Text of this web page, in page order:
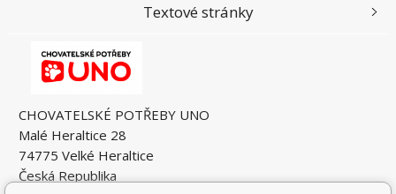
CHOVATELSKÉ POTŘEBY UNO
Malé Heraltice 28
74775 Velké Heraltice
Česká Republika
Textové stránky